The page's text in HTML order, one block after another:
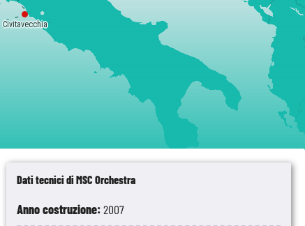
Dati tecnici di MSC Orchestra
Anno costruzione:2007
Civitavecchia